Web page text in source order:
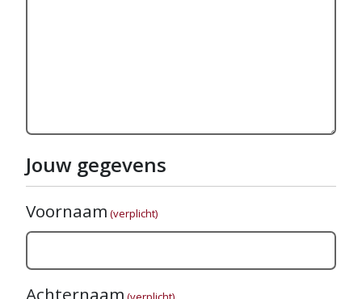
Jouw gegevens
Voornaam (verplicht)
Achternaam